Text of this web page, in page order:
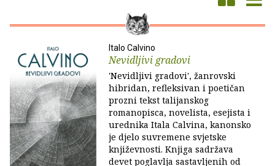
Italo Calvino
Nevidljivi gradovi
'Nevidljivi gradovi', žanrovski
hibridan, refleksivan i poetičan
prozni tekst talijanskog
romanopisca, novelista, esejista i
urednika Itala Calvina, kanonsko
je djelo suvremene svjetske
književnosti. Knjiga sadržava
devet poglavlja sastavljenih od